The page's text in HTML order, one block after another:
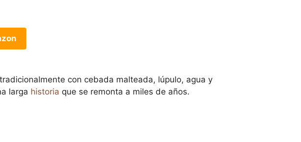
con cebada malteada, lúpulo, agua y
larga historia que se remonta a miles de años.